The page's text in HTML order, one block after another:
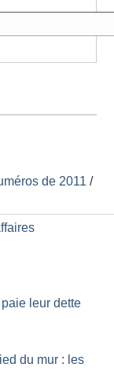
de 2011 /
leur dette
du mur : les